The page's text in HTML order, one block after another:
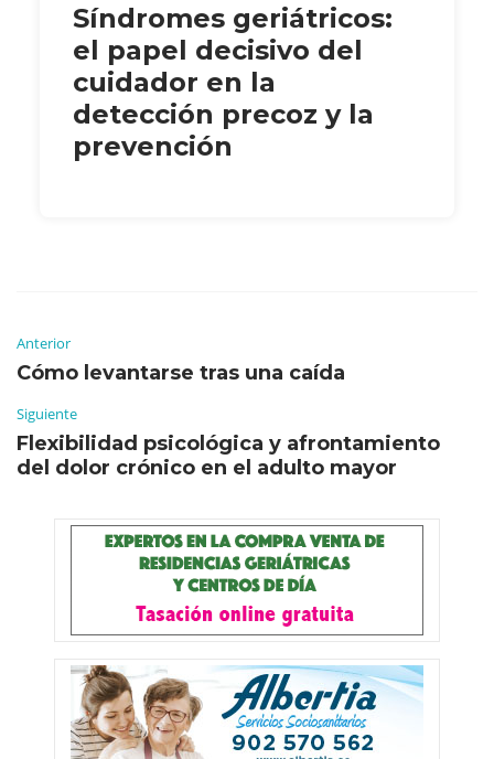
Síndromes geriátricos:
el papel decisivo del
cuidador en la
detección precoz y la
prevención
Anterior
Cómo levantarse tras una caída
Siguiente
Flexibilidad psicológica y afrontamiento
del dolor crónico en el adulto mayor